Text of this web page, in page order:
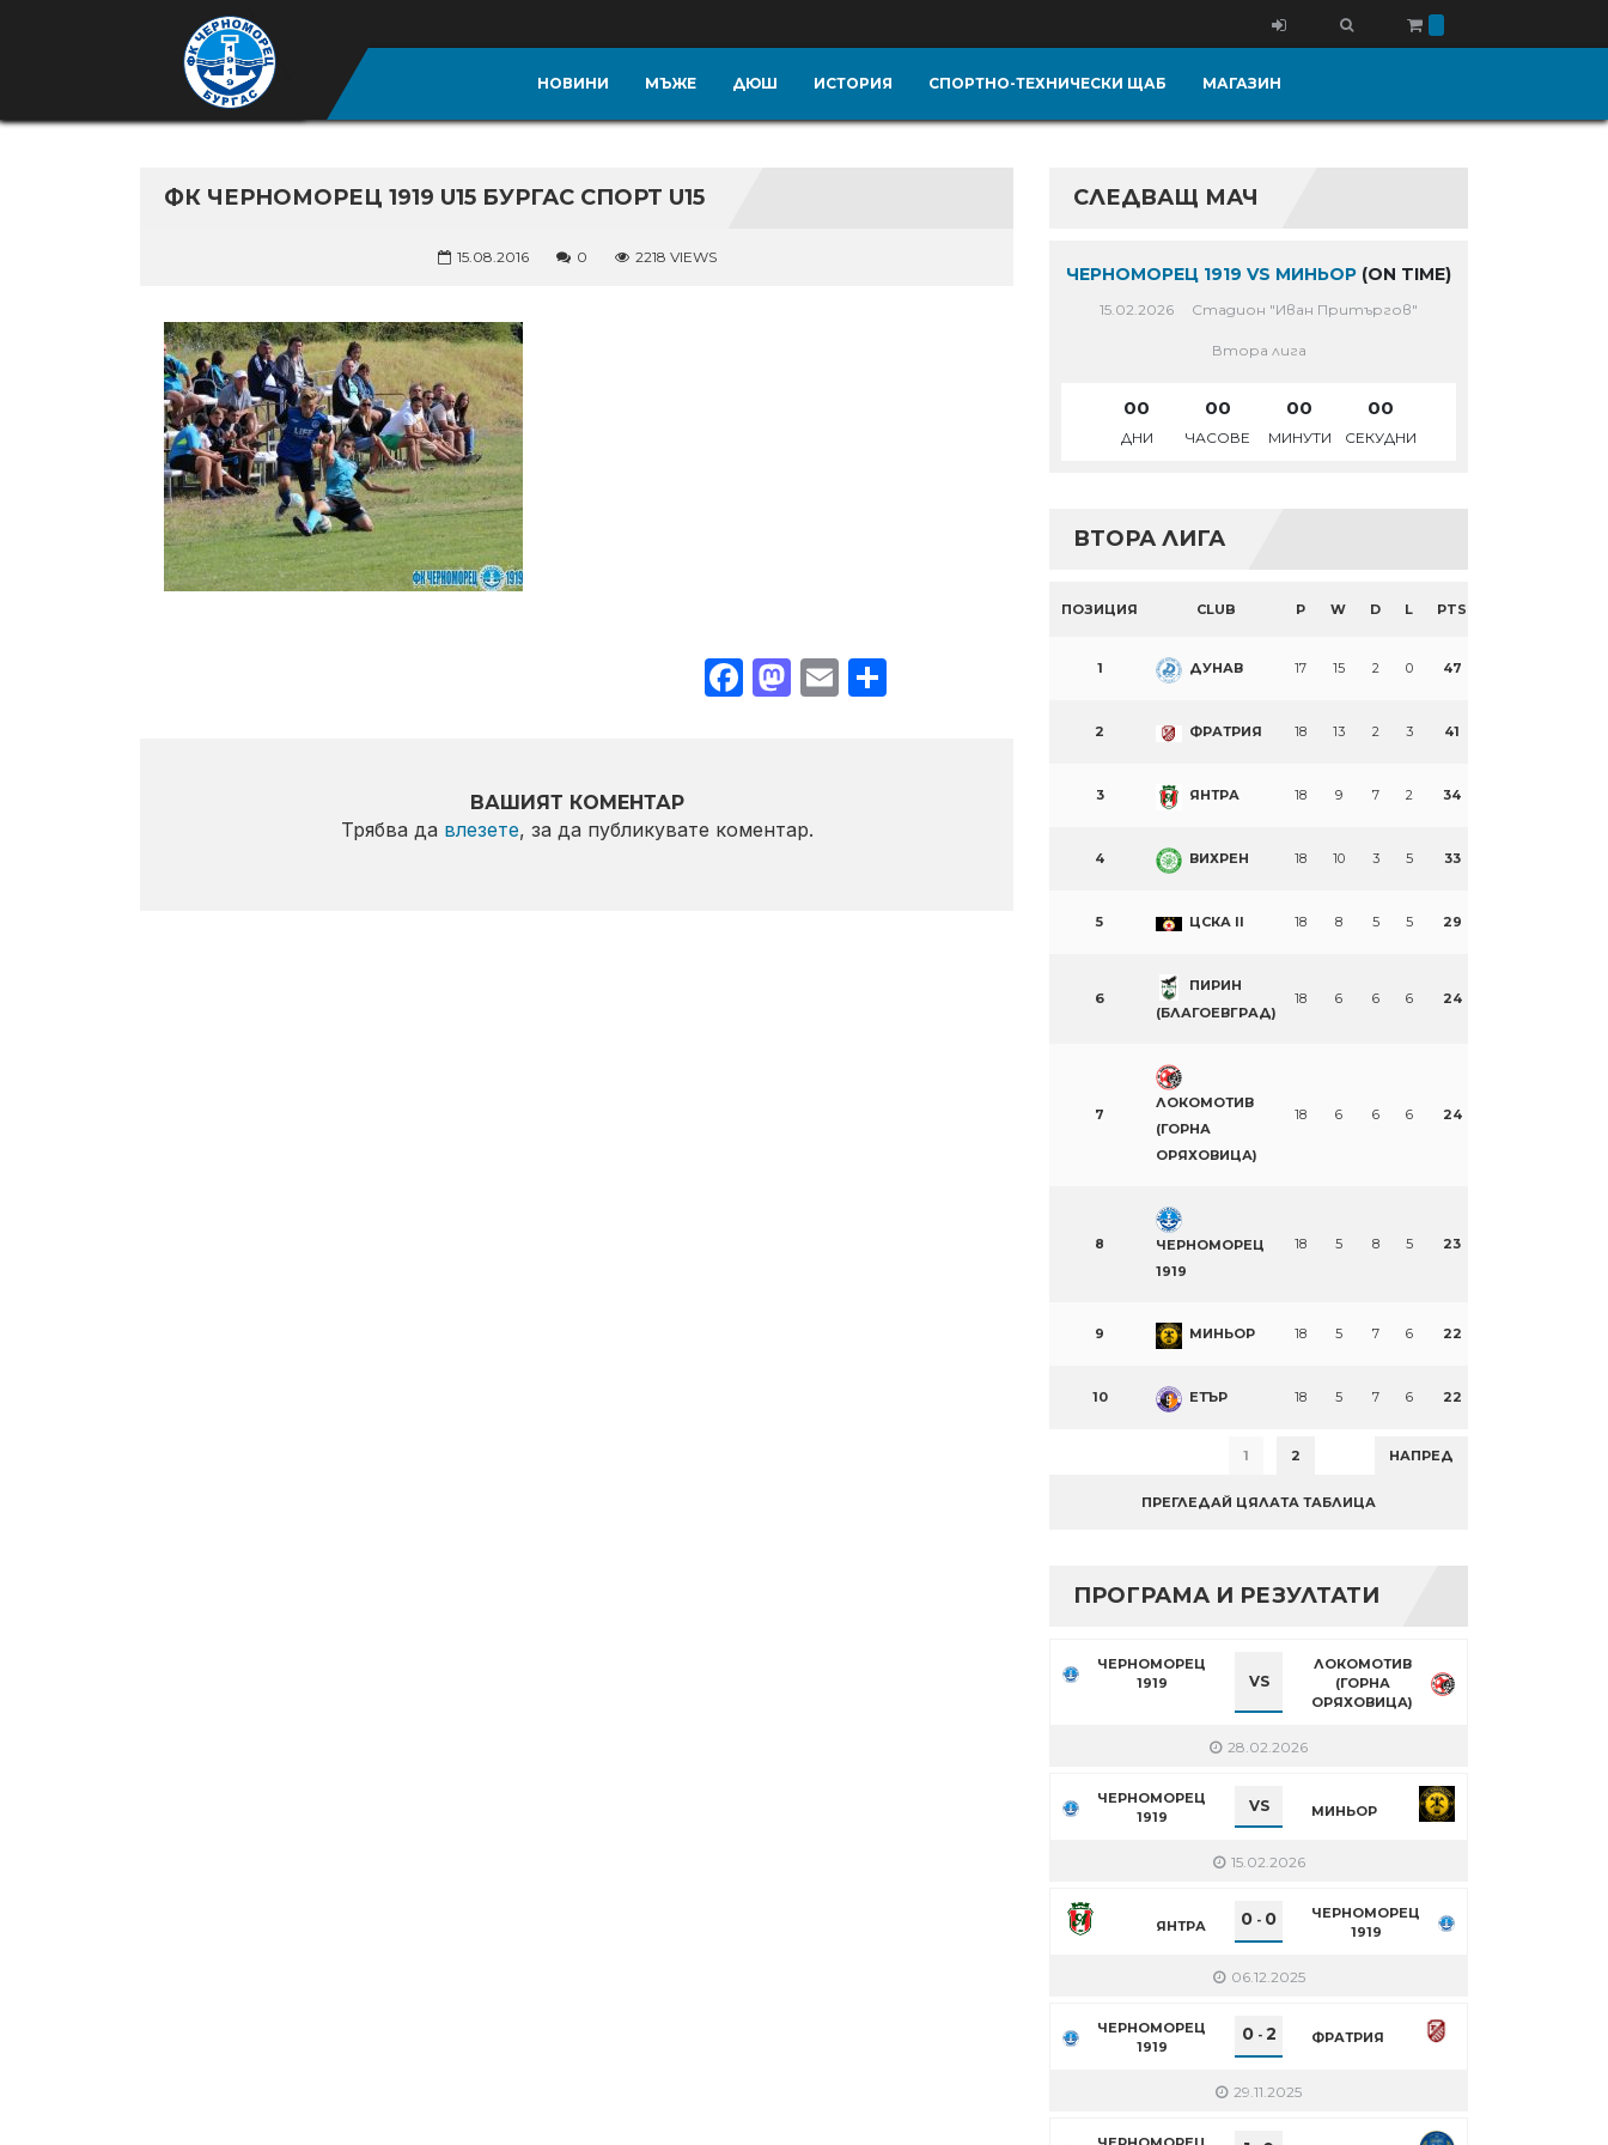
НОВИНИ МЪЖЕ ДЮШ ИСТОРИЯ СПОРТНО-ТЕХНИЧЕСКИ ЩАБ МАГАЗИН
ФК ЧЕРНОМОРЕЦ 1919 U15 БУРГАС СПОРТ U15
15.08.2016 0 2218 VIEWS
Facebook
Mastodon
EmailShare
ВАШИЯТ КОМЕНТАР
Трябва да влезете, за да публикувате коментар.
СЛЕДВАЩ МАЧ
ЧЕРНОМОРЕЦ 1919 VS МИНЬОР (ON TIME)
15.02.2026 Стадион "Иван Притъргов"
Втора лига
00
ДНИ
00
ЧАСОВЕ
00
МИНУТИ
00
СЕКУДНИ
ВТОРА ЛИГА
ПОЗИЦИЯ CLUB P W D L PTS
1 ДУНАВ 17 15 2 0 47
2 ФРАТРИЯ 18 13 2 3 41
3 ЯНТРА 18 9 7 2 34
4 ВИХРЕН 18 10 3 5 33
5 ЦСКА II 18 8 5 5 29
6
ПИРИН
(БЛАГОЕВГРАД)
18 6 6 6 24
7
ЛОКОМОТИВ
(ГОРНА
ОРЯХОВИЦА)
18 6 6 6 24
8
ЧЕРНОМОРЕЦ
1919
18 5 8 5 23
9 МИНЬОР 18 5 7 6 22
10 ЕТЪР 18 5 7 6 22
1 2 НАПРЕД
ПРЕГЛЕДАЙ ЦЯЛАТА ТАБЛИЦА
ПРОГРАМА И РЕЗУЛТАТИ
ЧЕРНОМОРЕЦ
1919
VS
ЛОКОМОТИВ
(ГОРНА
ОРЯХОВИЦА)
28.02.2026
ЧЕРНОМОРЕЦ
1919
VS МИНЬОР
15.02.2026
ЯНТРА 0 - 0
ЧЕРНОМОРЕЦ
1919
06.12.2025
ЧЕРНОМОРЕЦ
1919
0- 2 ФРАТРИЯ
29.11.2025